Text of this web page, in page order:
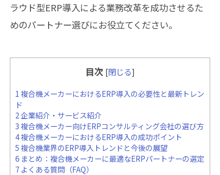
ラウド型ERP導入による業務改革を成功させるた
めのパートナー選びにお役立てください。
目次 [閉じる]
1 複合機メーカーにおけるERP導入の必要性と最新トレン
ド
2企業紹介・サービス紹介
3 複合機メーカー向けERPコンサルティング会社の選び方
4複合機メーカーにおけるERP導入の成功ポイント
5 複合機業界のERP導入トレンドと今後の展望
6 まとめ：複合機メーカーに最適なERPパートナーの選定
7 よくある質問（FAQ）